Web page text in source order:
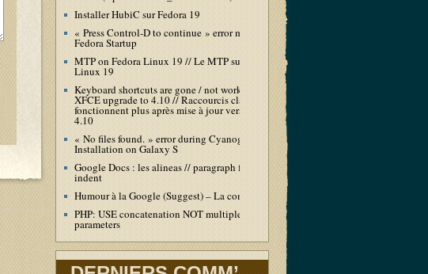
Installer HubiC sur Fedora 19
« Press Control-D to continue » error message at
Fedora Startup
MTP on Fedora Linux 19 // Le MTP sur Fedora
Linux 19
Keyboard shortcuts are gone / not working after
XFCE upgrade to 4.10 // Raccourcis claviers ne
fonctionnent plus après mise à jour vers XFCE
4.10
« No files found. » error during Cyanogen
Installation on Galaxy S
Google Docs : les alineas // paragraph first line
indent
Humour à la Google (Suggest) – La compil’
PHP: USE concatenation NOT multiple echo /
parameters